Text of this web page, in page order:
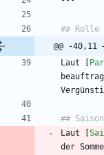
@@ -
Laut [
Laut [
der